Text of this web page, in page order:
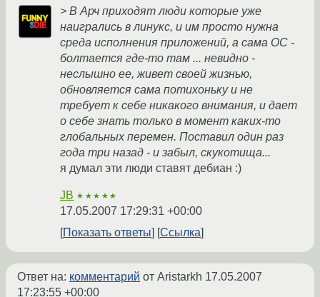
> В Арч приходят люди которые уже
наигрались в линукс, и им просто нужна
среда исполнения приложений, а сама ОС -
болтается где-то там ... невидно -
неслышно ее, живет своей жизнью,
обновляется сама потихоньку и не
требует к себе никакого внимания, и дает
о себе знать только в момент каких-то
глобальных перемен. Поставил один раз
года три назад - и забыл, скукотища...
я думал эти люди ставят дебиан :)
JB ★★★★★
17.05.2007 17:29:31 +00:00
Показать ответы
Ссылка
Ответ на: комментарий от Aristarkh 17.05.2007
17:23:55 +00:00